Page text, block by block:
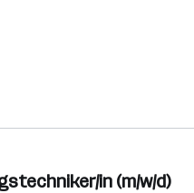
in (m/w/d)